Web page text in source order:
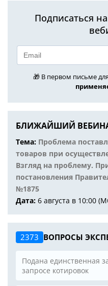
Подписаться
🎁 В первом письме
БЛИЖАЙШИЙ
Тема: Проблема
товаров при
Взгляд на проблему.
постановления
№1875
Дата: 6 августа в 10:00
2373 ВОПРОСЫ
Подана единственная
запросе котировок